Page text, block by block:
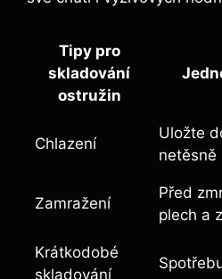
Tipy pro
skladování
ostružin
Chlazení
Uložte
netěsně
Zamražení
Před
plech a
Krátkodobé
skladování